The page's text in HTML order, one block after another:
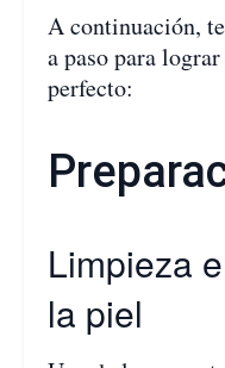
A continuación,
a paso para
perfecto:
Limpieza
la piel